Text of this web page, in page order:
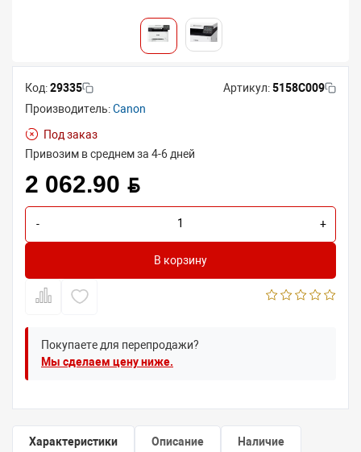
Код:29335 Артикул:5158C009
Производитель:Canon
Под заказ
Привозим в среднем за 4-6 дней
2 062.90 BYN
- +
В корзину
Покупаете для перепродажи?
Мы сделаем цену ниже.
Характеристики Описание Наличие